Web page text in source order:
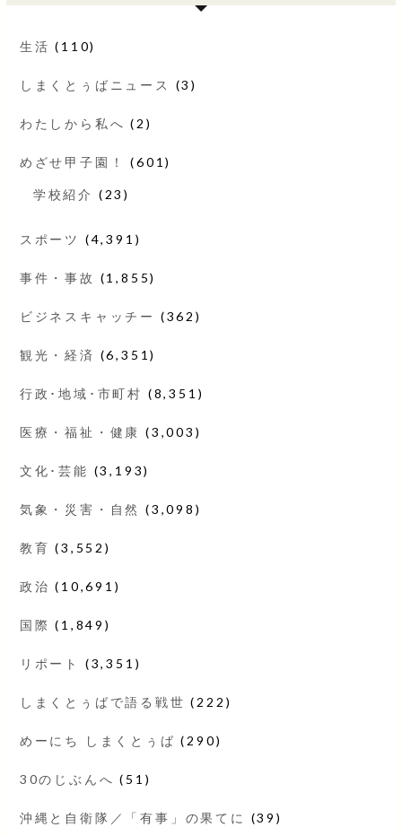
生活 (110)
しまくとぅばニュース (3)
わたしから私へ (2)
めざせ甲子園！ (601)
学校紹介 (23)
スポーツ (4,391)
事件・事故 (1,855)
ビジネスキャッチー (362)
観光・経済 (6,351)
行政･地域･市町村 (8,351)
医療・福祉・健康 (3,003)
文化･芸能 (3,193)
気象・災害・自然 (3,098)
教育 (3,552)
政治 (10,691)
国際 (1,849)
リポート (3,351)
しまくとぅばで語る戦世 (222)
めーにち しまくとぅば (290)
30のじぶんへ (51)
沖縄と自衛隊／「有事」の果てに (39)